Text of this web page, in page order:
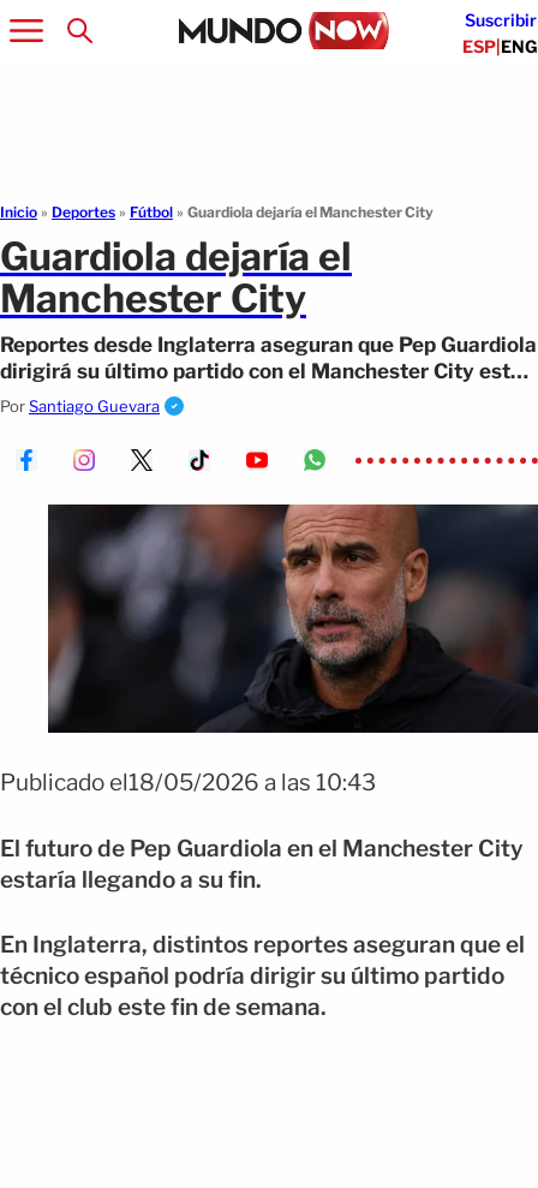
Suscribir
ESP|ENG
Inicio » Deportes » Fútbol » Guardiola dejaría el Manchester City
Guardiola dejaría el
Manchester City
Reportes desde Inglaterra aseguran que Pep Guardiola
dirigirá su último partido con el Manchester City este
fin de semana.
PorSantiago Guevara
Publicado el18/05/2026 a las 10:43
El futuro de Pep Guardiola en el Manchester City
estaría llegando a su fin.
En Inglaterra, distintos reportes aseguran que el
técnico español podría dirigir su último partido
con el club este fin de semana.